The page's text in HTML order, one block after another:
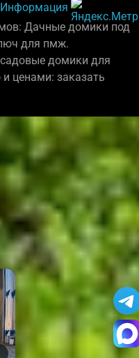
Информация
Дачные домики под
для пмж.
домики для
ценами: заказать